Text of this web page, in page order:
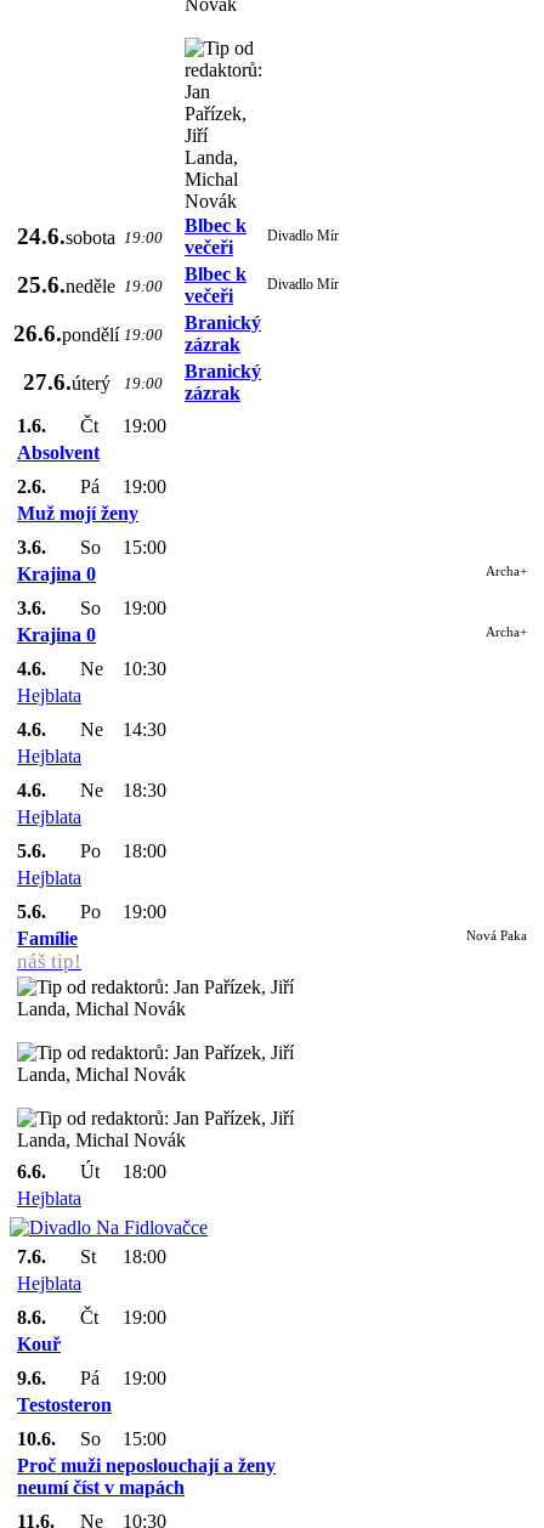
24.6.sobota 19:00
Blbec k
večeři
Divadlo Mír
25.6.neděle 19:00
Blbec k
večeři
Divadlo Mír
26.6.pondělí 19:00
Branický
zázrak
27.6.úterý 19:00
Branický
zázrak
1.6.
Čt
19:00
Absolvent
2.6.
Pá
19:00
Muž mojí ženy
3.6.
So
15:00
Krajina 0
Archa+
3.6. So
19:00
Krajina 0
Archa+
4.6. Ne
10:30
Hejblata
4.6.
Ne
14:30
Hejblata
4.6.
Ne
18:30
Hejblata
5.6.
Po
18:00
Hejblata
5.6.
Po
19:00
Famílie
náš tip!
Nová Paka
6.6. Út
18:00
Hejblata
7.6. St
18:00
Hejblata
8.6.
Čt
19:00
Kouř
9.6.
Pá
19:00
Testosteron
10.6.
So
15:00
Proč muži neposlouchají a ženy
neumí číst v mapách
11.6.
Ne 10:30